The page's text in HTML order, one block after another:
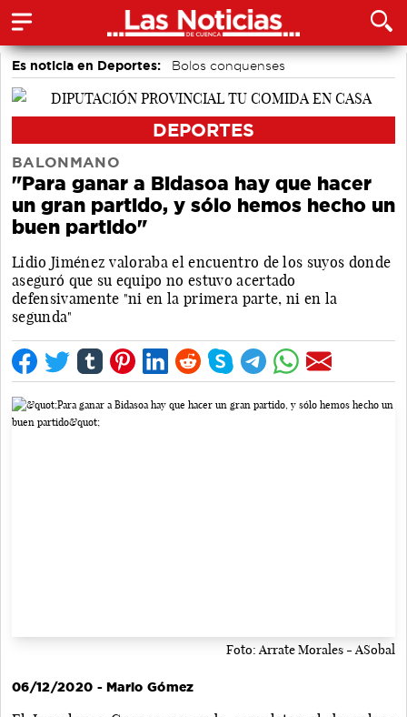
Es noticia en Deportes:
Bolos conquenses
Área de Deportes
DEPORTES
BALONMANO
"Para ganar a Bidasoa hay que hacer
un gran partido, y sólo hemos hecho un
buen partido"
Lidio Jiménez valoraba el encuentro de los suyos donde
aseguró que su equipo no estuvo acertado
defensivamente "ni en la primera parte, ni en la
segunda"
Foto: Arrate Morales - ASobal
06/12/2020 - Mario Gómez